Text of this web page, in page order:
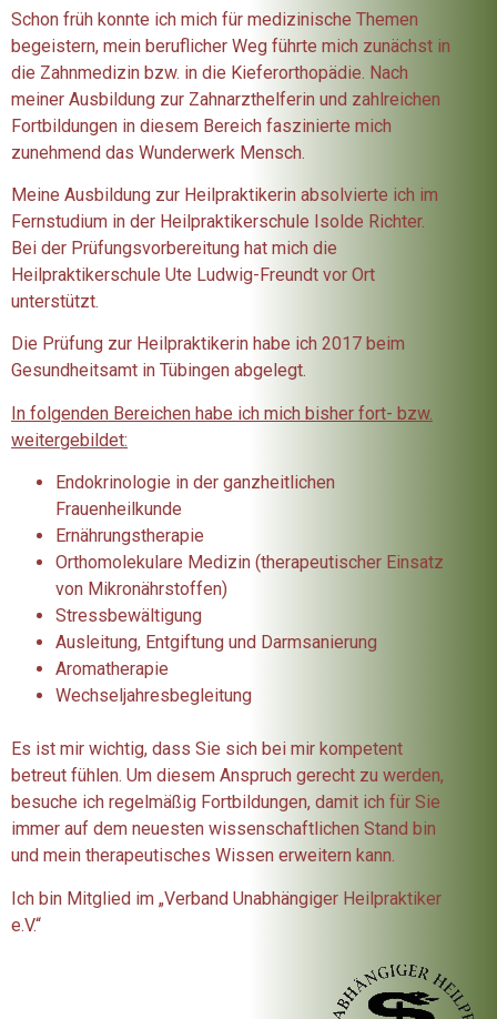
Schon früh konnte ich mich für medizinische Themen
begeistern, mein beruflicher Weg führte mich zunächst in
die Zahnmedizin bzw. in die Kieferorthopädie. Nach
meiner Ausbildung zur Zahnarzthelferin und zahlreichen
Fortbildungen in diesem Bereich faszinierte mich
zunehmend das Wunderwerk Mensch.
Meine Ausbildung zur Heilpraktikerin absolvierte ich im
Fernstudium in der Heilpraktikerschule Isolde Richter.
Bei der Prüfungsvorbereitung hat mich die
Heilpraktikerschule Ute Ludwig-Freundt vor Ort
unterstützt.
Die Prüfung zur Heilpraktikerin habe ich 2017 beim
Gesundheitsamt in Tübingen abgelegt.
In folgenden Bereichen habe ich mich bisher fort- bzw.
weitergebildet:
Endokrinologie in der ganzheitlichen
Frauenheilkunde
Ernährungstherapie
Orthomolekulare Medizin (therapeutischer Einsatz
von Mikronährstoffen)
Stressbewältigung
Ausleitung, Entgiftung und Darmsanierung
Aromatherapie
Wechseljahresbegleitung
Es ist mir wichtig, dass Sie sich bei mir kompetent
betreut fühlen. Um diesem Anspruch gerecht zu werden,
besuche ich regelmäßig Fortbildungen, damit ich für Sie
immer auf dem neuesten wissenschaftlichen Stand bin
und mein therapeutisches Wissen erweitern kann.
Ich bin Mitglied im „Verband Unabhängiger Heilpraktiker
e.V.“